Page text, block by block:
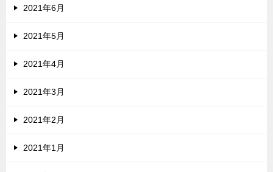
2021年6月
2021年5月
2021年4月
2021年3月
2021年2月
2021年1月